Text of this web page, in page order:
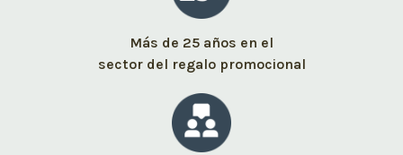
Más de 25 años en el
sector del regalo promocional